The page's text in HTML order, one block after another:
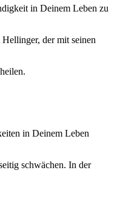
in Deinem Leben zu
der mit seinen
in Deinem Leben
schwächen. In der